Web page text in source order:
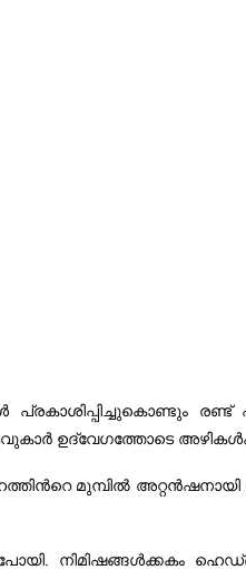
ഉദ്വേഗത്തോടെ അഴികള്‍ക്ക്‌
മുമ്പില്‍
നിമിഷങ്ങള്‍ക്കകം